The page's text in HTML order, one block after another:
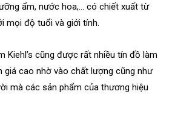
ẩm, nước hoa,… có chiết xuất từ
mọi độ tuổi và giới tính.
Kiehl’s cũng được rất nhiều tín đồ làm
giá cao nhờ vào chất lượng cũng như
mà các sản phẩm của thương hiệu